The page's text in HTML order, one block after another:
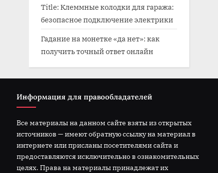
Title: Клеммные колодки для гаража:
безопасное подключение электрики
Гадание на монетке «да нет»: как
получить точный ответ онлайн
Информация для правообладателей
Все материалы на данном сайте взяты из открытых
источников — имеют обратную ссылку на материал в
интернете или присланы посетителями сайта и
предоставляются исключительно в ознакомительных
целях. Права на материалы принадлежат их